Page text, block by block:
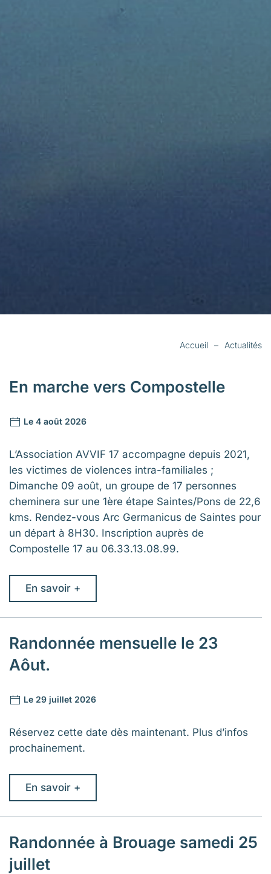
Accueil Actualités
En marche vers Compostelle
Le 4 août 2026
L’Association AVVIF 17 accompagne depuis 2021,
les victimes de violences intra-familiales ;
Dimanche 09 août, un groupe de 17 personnes
cheminera sur une 1ère étape Saintes/Pons de 22,6
kms. Rendez-vous Arc Germanicus de Saintes pour
un départ à 8H30. Inscription auprès de
Compostelle 17 au 06.33.13.08.99.
En savoir +
Randonnée mensuelle le 23
Aôut.
Le 29 juillet 2026
Réservez cette date dès maintenant. Plus d’infos
prochainement.
En savoir +
Randonnée à Brouage samedi 25
juillet